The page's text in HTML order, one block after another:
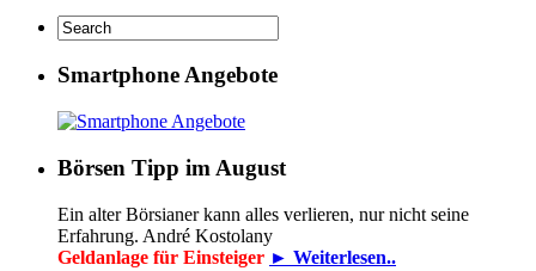
Smartphone Angebote
Börsen Tipp im August
Ein alter Börsianer kann alles verlieren, nur nicht seine
Erfahrung. André Kostolany
Geldanlage für Einsteiger ► Weiterlesen..